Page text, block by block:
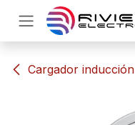
Ir al contenido
​​Cargador inducción